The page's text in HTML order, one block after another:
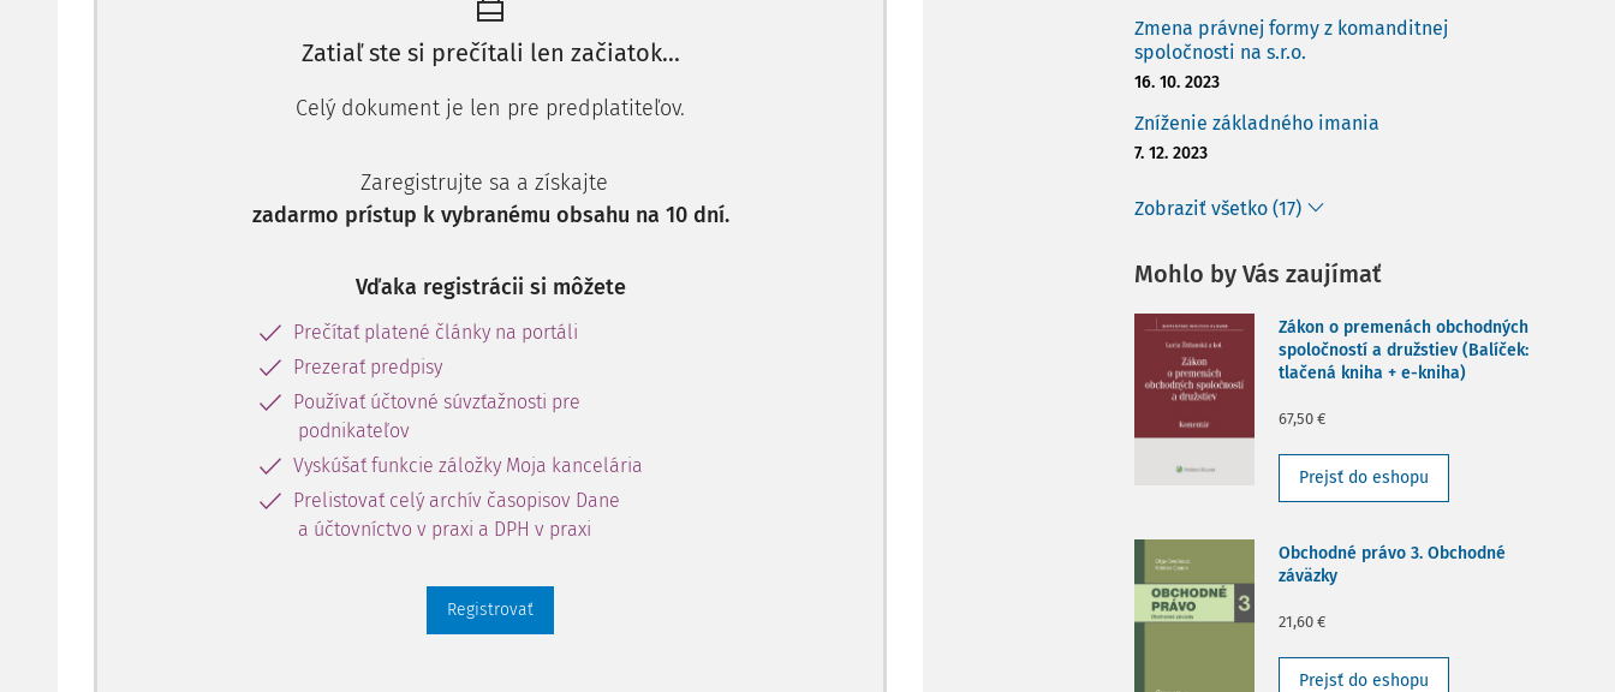
Service level agreement predstavuje typ tzv. outsourcingovej zmluvy, kde sa
služby zaväzuje zodpovedať za funkcionalitu a dostupnosť softvéru, aplikácie, či iného
, a to bez ohľadu na to, či toto riešenie patrí zákazníkovi, alebo ho
zákazník využíva na základe inej dodávateľskej zmluvy (napr. licenčnej
Zatiaľ ste si prečítali len začiatok...
Celý dokument je len pre predplatiteľov.
Zaregistrujte sa a získajte
zadarmo prístup k vybranému obsahu na 10 dní.
Vďaka registrácii si môžete
Prečítať platené články na portáli
Prezerať predpisy
Používať účtovné súvzťažnosti pre
podnikateľov
Vyskúšať funkcie záložky Moja kancelária
Prelistovať celý archív časopisov Dane
a účtovníctvo v praxi a DPH v praxi
Registrovať
Zmena právnej formy z komanditnej
spoločnosti na s.r.o.
16. 10. 2023
Zníženie základného imania
7. 12. 2023
Zobraziť všetko (17)
Mohlo by Vás zaujímať
Zákon o premenách obchodných
spoločností a družstiev (Balíček:
tlačená kniha + e-kniha)
67,50 €
Prejsť do eshopu
Obchodné právo 3. Obchodné
záväzky
21,60 €
Prejsť do eshopu